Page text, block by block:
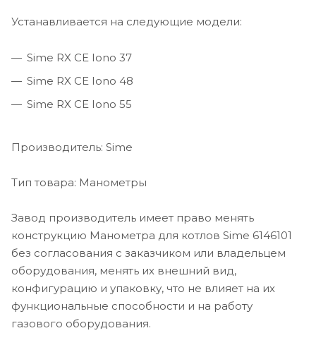
Устанавливается на следующие модели:
Sime RX CE Iono 37
Sime RX CE Iono 48
Sime RX CE Iono 55
Производитель: Sime
Тип товара: Манометры
Завод производитель имеет право менять
конструкцию Манометра для котлов Sime 6146101
без согласования с заказчиком или владельцем
оборудования, менять их внешний вид,
конфигурацию и упаковку, что не влияет на их
функциональные способности и на работу
газового оборудования.